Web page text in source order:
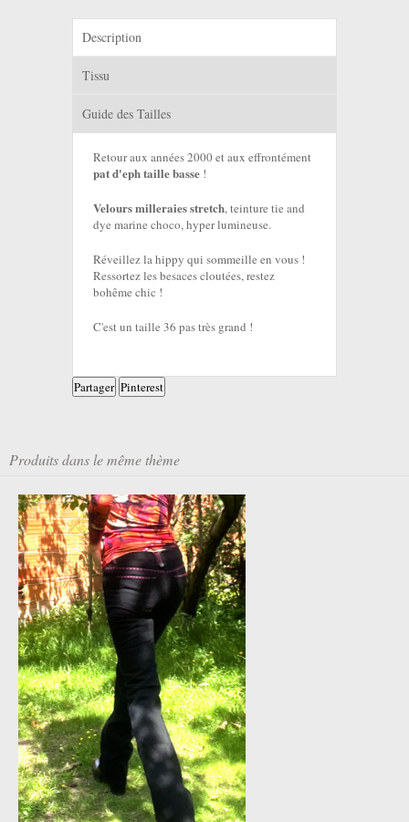
Description
Tissu
Guide des Tailles
Retour aux années 2000 et aux effrontément
pat d'eph taille basse !
Velours milleraies stretch, teinture tie and
dye marine choco, hyper lumineuse.
Réveillez la hippy qui sommeille en vous !
Ressortez les besaces cloutées, restez
bohême chic !
C'est un taille 36 pas très grand !
Partager Pinterest
Produits dans le même thème